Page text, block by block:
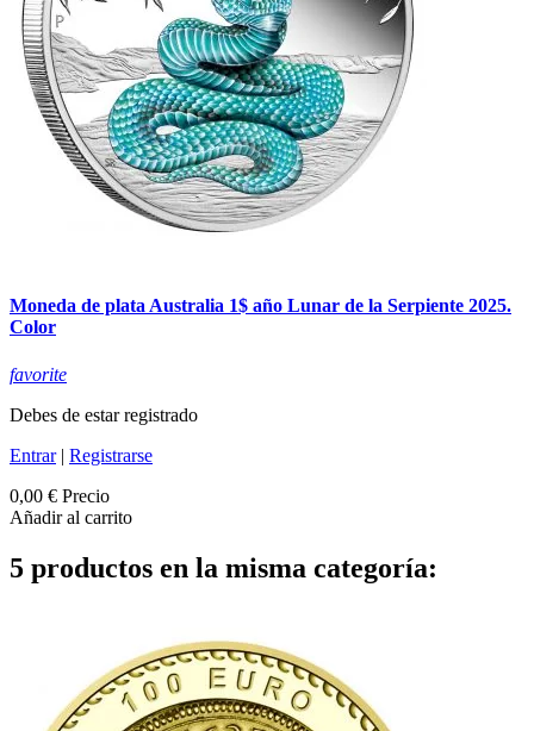
Moneda de plata Australia 1$ año Lunar de la Serpiente 2025.
Color
favorite
Debes de estar registrado
Entrar| Registrarse
0,00 € Precio
Añadir al carrito
5 productos en la misma categoría: